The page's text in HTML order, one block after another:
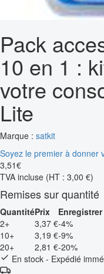
Pack
10 en 1 :
votre
Lite
Marque : satkit
Soyez le premier à donner
3,51€
TVA incluse (HT : 3,00 €)
Remises sur quantité
QuantitéPrix
Enregistrer
2+
3,37 €-4%
10+
3,19 €-9%
20+
2,81 €-20%
En stock - Expédié